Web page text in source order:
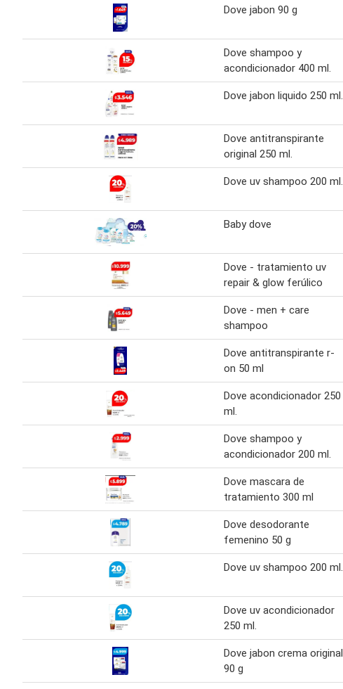
Dove jabon 90 g
Dove shampoo y
acondicionador 400 ml.
Dove jabon liquido 250 ml.
Dove antitranspirante
original 250 ml.
Dove uv shampoo 200 ml.
Baby dove
Dove - tratamiento uv
repair & glow ferúlico
Dove - men + care
shampoo
Dove antitranspirante r-
on 50 ml
Dove acondicionador 250
ml.
Dove shampoo y
acondicionador 200 ml.
Dove mascara de
tratamiento 300 ml
Dove desodorante
femenino 50 g
Dove uv shampoo 200 ml.
Dove uv acondicionador
250 ml.
Dove jabon crema original
90 g